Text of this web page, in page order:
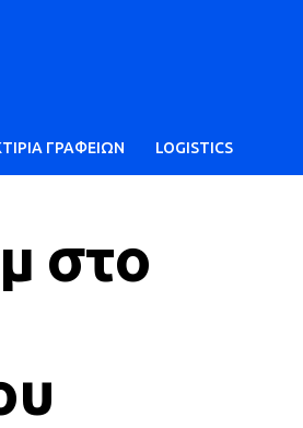
ΓΡΑΦΕΙΩΝ LOGISTICS
στο